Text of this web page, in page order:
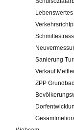
Impressum
Sanierung
Verkauf
ZPP